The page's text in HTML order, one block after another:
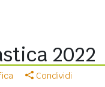
2022
Condividi